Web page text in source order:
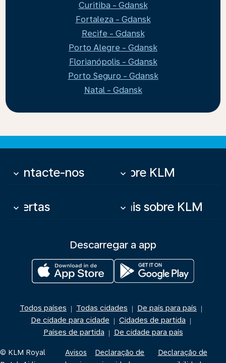
Curitiba - Gdansk
Fortaleza - Gdansk
Recife - Gdansk
Porto Alegre - Gdansk
Florianópolis - Gdansk
Porto Seguro - Gdansk
Natal - Gdansk
Contacte-nos
keyboard_arrow_down Sobre KLM
keyboard_arrow_down
Ofertas
keyboard_arrow_down Mais sobre KLM
keyboard_arrow_down
Descarregar a app
Todos países | Todas cidades | De país para país |
De cidade para cidade | Cidades de partida |
Países de partida | De cidade para país
© KLM Royal
Avisos
Declaração de
Declaração de